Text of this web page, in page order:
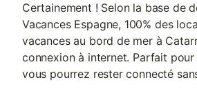
Certainement ! Selon la base de
Vacances Espagne, 100% des
vacances au bord de mer à
connexion à internet. Parfait
vous pourrez rester connecté